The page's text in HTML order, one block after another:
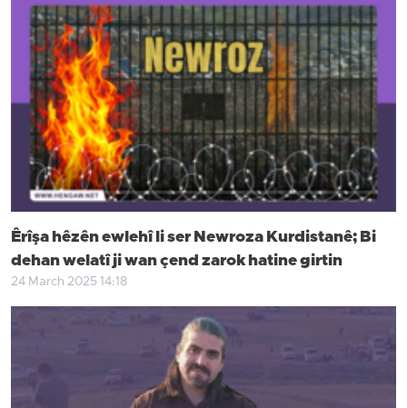
Êrîşa hêzên ewlehî li ser Newroza Kurdistanê; Bi
dehan welatî ji wan çend zarok hatine girtin
24 March 2025 14:18